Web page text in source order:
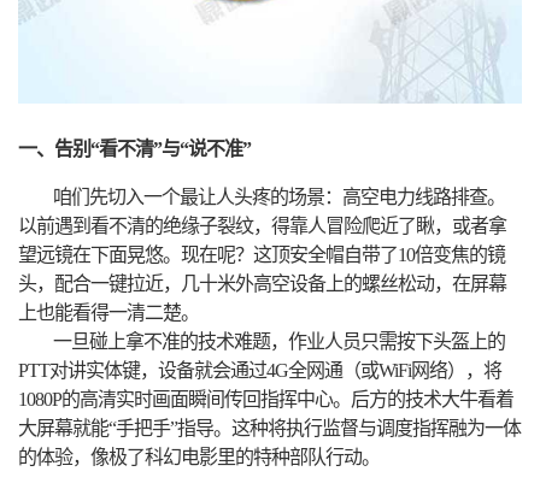
一、告别“看不清”与“说不准”
咱们先切入一个最让人头疼的场景：高空电力线路排查。
以前遇到看不清的绝缘子裂纹，得靠人冒险爬近了瞅，或者拿
望远镜在下面晃悠。现在呢？这顶安全帽自带了10倍变焦的镜
头，配合一键拉近，几十米外高空设备上的螺丝松动，在屏幕
上也能看得一清二楚。
一旦碰上拿不准的技术难题，作业人员只需按下头盔上的
PTT对讲实体键，设备就会通过4G全网通（或WiFi网络），将
1080P的高清实时画面瞬间传回指挥中心。后方的技术大牛看着
大屏幕就能“手把手”指导。这种将执行监督与调度指挥融为一体
的体验，像极了科幻电影里的特种部队行动。